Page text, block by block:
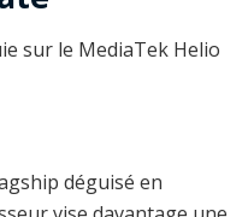
sur le MediaTek Helio
déguisé en